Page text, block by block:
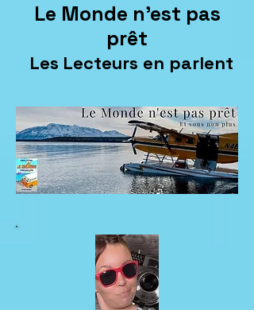
Le Monde n'est pas
prêt
Les Lecteurs en parlent